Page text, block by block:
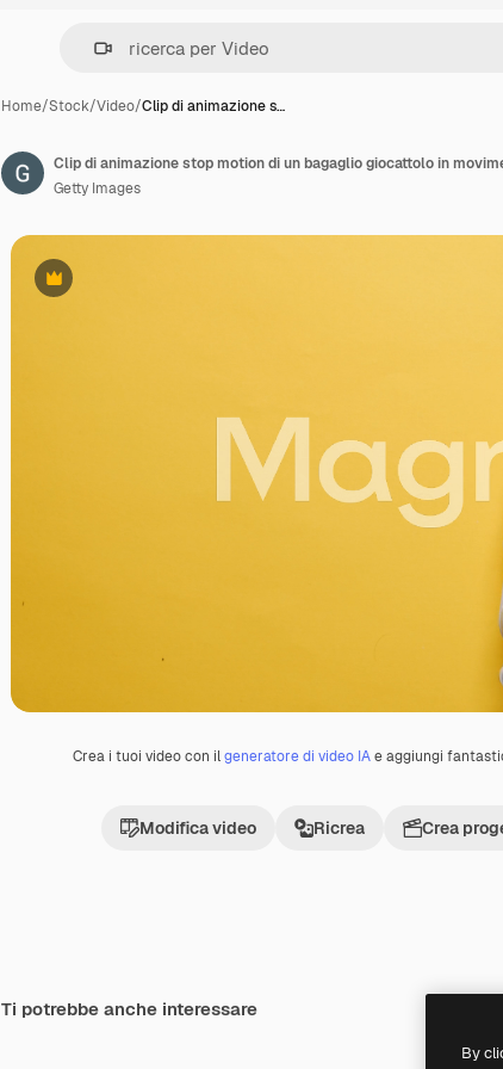
Home/Stock/Video/Clip di animazione s…
Premium
Crea i tuoi video con ilgeneratore di video IAe aggiungi
Modifica video Ricrea Crea
Getty Images
Ti potrebbe anche interessare
By